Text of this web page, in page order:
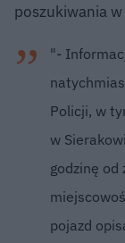
poszukiwania
"-
Policji, w
w
godzinę
pojazd